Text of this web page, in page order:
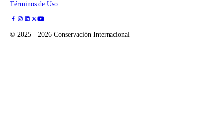
Términos de Uso
© 2025—2026 Conservación Internacional